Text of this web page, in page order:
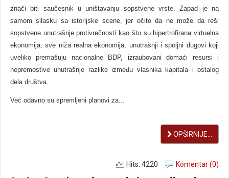
znači biti saučesnik u uništavanju sopstvene vrste. Zapad je na
samom silasku sa istorijske scene, jer očito da ne može da reši
sopstvene unutrašnje protivrečnosti kao što su hipertrofirana virtuelna
ekonomija, sve niža realna ekonomija, unutrašnji i spoljni dugovi koji
uveliko premašuju nacionalne BDP, izraubovani domaći resursi i
nepremostive unutrašnje razlike između vlasnika kapitala i ostalog
dela društva.
Već odavno su spremljeni planovi za...
OPŠIRNIJE...
Komentar (0)
Hits: 4220